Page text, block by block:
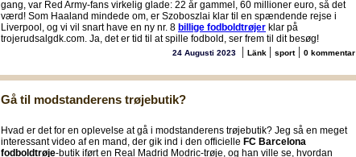
gang, var Red Army-fans virkelig glade: 22 år gammel, 60 millioner euro, så det
værd! Som Haaland mindede om, er Szoboszlai klar til en spændende rejse i
Liverpool, og vi vil snart have en ny nr. 8 billige fodboldtrøjer klar på
trojerudsalgdk.com. Ja, det er tid til at spille fodbold, ser frem til dit besøg!
24 Augusti 2023 | Länk | sport| 0 kommentar
Gå til modstanderens trøjebutik?
Hvad er det for en oplevelse at gå i modstanderens trøjebutik? Jeg så en meget
interessant video af en mand, der gik ind i den officielle FC Barcelona
fodboldtrøje-butik iført en Real Madrid Modric-trøje, og han ville se, hvordan